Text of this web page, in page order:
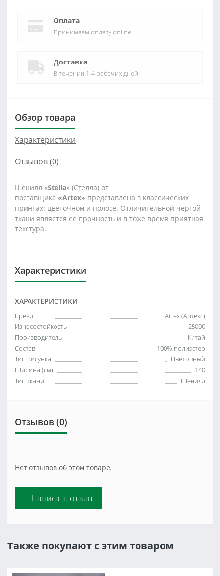
Оплата
Принимаем оплату online
Доставка
В течении 1-4 рабочих дней
Обзор товара
Характеристики
Отзывов (0)
Шенилл «Stella» (Стелла) от
поставщика «Artex» представлена в классических
принтах: цветочном и полосе. Отличительной чертой
ткани является ее прочность и в тоже время приятная
текстура.
Характеристики
ХАРАКТЕРИСТИКИ
Бренд
Artex (Артекс)
Износостойкость
25000
Производитель
Китай
Состав
100% полиэстер
Тип рисунка
Цветочный
Ширина (см)
140
Тип ткани
Шенилл
Отзывов (0)
Нет отзывов об этом товаре.
+ Написать отзыв
Также покупают с этим товаром